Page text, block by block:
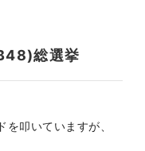
総選挙
叩いていますが、